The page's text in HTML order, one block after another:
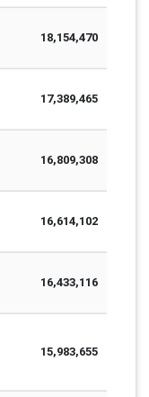
18,154,470
17,389,465
16,809,308
16,614,102
16,433,116
15,983,655